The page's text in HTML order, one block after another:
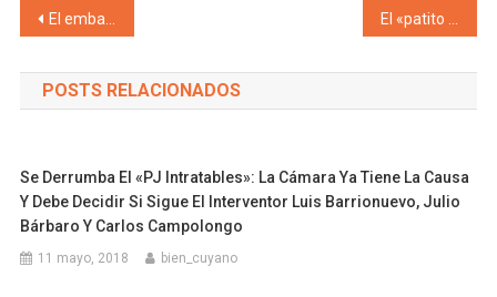
Navegación de entradas
El embajador de la República Popular China se reunió con el intendente Stevanato a fin de incrementar los vínculos internacionales, culturales, comerciales y tecnológicos entre el departamento de Maipú y el Gigante Asiático
POSTS RELACIONADOS
Se Derrumba El «PJ Intratables»: La Cámara Ya Tiene La Causa
Y Debe Decidir Si Sigue El Interventor Luis Barrionuevo, Julio
Bárbaro Y Carlos Campolongo
11 mayo, 2018 bien_cuyano